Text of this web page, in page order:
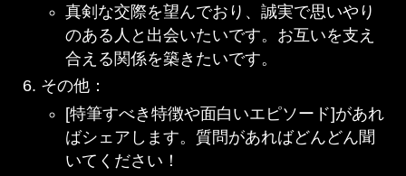
真剣な交際を望んでおり、誠実で思いやり
のある人と出会いたいです。お互いを支え
合える関係を築きたいです。
その他：
[特筆すべき特徴や面白いエピソード]があれ
ばシェアします。質問があればどんどん聞
いてください！